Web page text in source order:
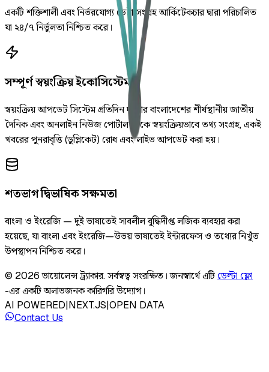
একটি শক্তিশালী এবং নির্ভরযোগ্য ডেটা সংগ্রহ আর্কিটেকচার দ্বারা পরিচালিত
যা ২৪/৭ নির্ভুলতা নিশ্চিত করে।
সম্পূর্ণ স্বয়ংক্রিয় ইকোসিস্টেম
স্বয়ংক্রিয় আপডেট সিস্টেম প্রতিদিন দুইবার বাংলাদেশের শীর্ষস্থানীয় জাতীয়
দৈনিক এবং অনলাইন নিউজ পোর্টাল থেকে স্বয়ংক্রিয়ভাবে তথ্য সংগ্রহ, একই
খবরের পুনরাবৃত্তি (ডুপ্লিকেট) রোধ এবং লাইভ আপডেট করা হয়।
শতভাগ দ্বিভাষিক সক্ষমতা
বাংলা ও ইংরেজি — দুই ভাষাতেই সাবলীল বুদ্ধিদীপ্ত লজিক ব্যবহার করা
হয়েছে, যা বাংলা এবং ইংরেজি—উভয় ভাষাতেই ইন্টারফেস ও তথ্যের নিখুঁত
উপস্থাপন নিশ্চিত করে।
© 2026 ভায়োলেন্স ট্র্যাকার.সর্বস্বত্ব সংরক্ষিত। জনস্বার্থে এটিডেল্টা ফ্লো
-এর একটি অলাভজনক কারিগরি উদ্যোগ।
AI POWERED|NEXT.JS|OPEN DATA
Contact Us